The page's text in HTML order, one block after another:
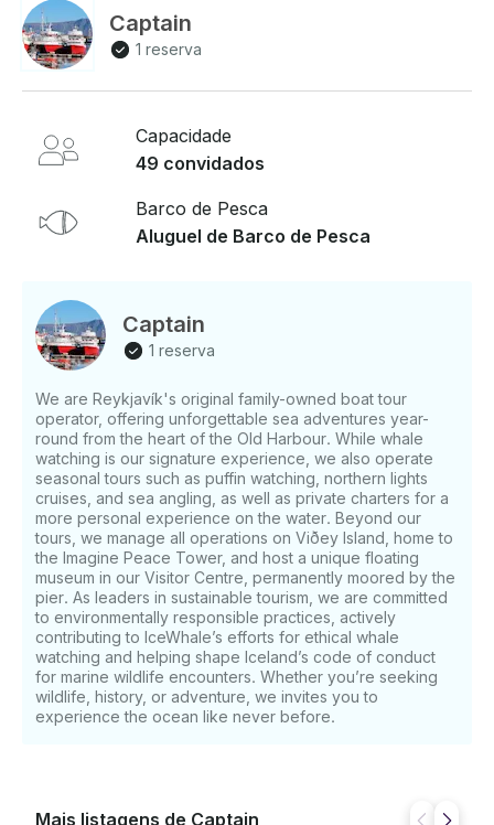
observação de baleias em pequenos grupos, pesca
marítima e outras aventuras oceânicas. Possui duas
plataformas de observação ao ar livre e um
envolvente. Com sua estabilidade e excelentes
instalações, Skrúður é a escolha ideal para grupos
de médio porte que buscam uma viagem marítima
Captain
1 reserva
Capacidade
49 convidados
Barco de Pesca
Aluguel de Barco de Pesca
Captain
1 reserva
We are Reykjavík's original family-owned boat tour
operator, offering unforgettable sea adventures year-
round from the heart of the Old Harbour. While whale
watching is our signature experience, we also operate
seasonal tours such as puffin watching, northern lights
cruises, and sea angling, as well as private charters for a
more personal experience on the water. Beyond our
tours, we manage all operations on Viðey Island, home to
the Imagine Peace Tower, and host a unique floating
museum in our Visitor Centre, permanently moored by the
pier. As leaders in sustainable tourism, we are committed
to environmentally responsible practices, actively
contributing to IceWhale’s efforts for ethical whale
watching and helping shape Iceland’s code of conduct
for marine wildlife encounters. Whether you’re seeking
wildlife, history, or adventure, we invites you to
experience the ocean like never before.
Mais listagens de Captain